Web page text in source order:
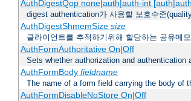
AuthDigestQop none|auth|auth-int
digest authentication가 사용할 보호수준
AuthDigestShmemSize size
클라이언트를 추적하기위해 할당하는 공유메
AuthFormAuthoritative On|Off
Sets whether authorization and authentication
AuthFormBody fieldname
The name of a form field carrying the body of
AuthFormDisableNoStore On|Off